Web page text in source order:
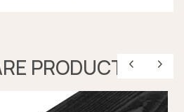
PRODUCTEN